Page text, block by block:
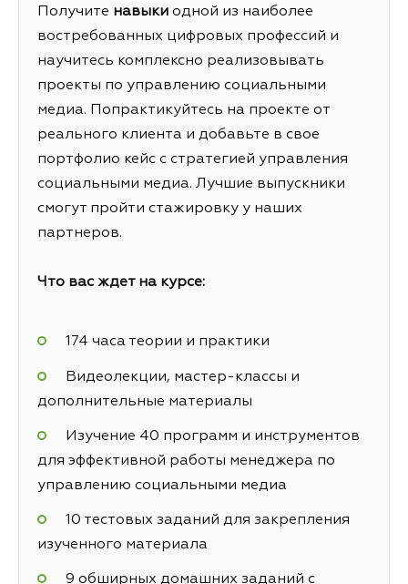
Получите навыки одной из наиболее
востребованных цифровых профессий и
научитесь комплексно реализовывать
проекты по управлению социальными
медиа. Попрактикуйтесь на проекте от
реального клиента и добавьте в свое
портфолио кейс с стратегией управления
социальными медиа. Лучшие выпускники
смогут пройти стажировку у наших
партнеров.
Что вас ждет на курсе:
174 часа теории и практики
Видеолекции, мастер-классы и
дополнительные материалы
Изучение 40 программ и инструментов
для эффективной работы менеджера по
управлению социальными медиа
10 тестовых заданий для закрепления
изученного материала
9 обширных домашних заданий с